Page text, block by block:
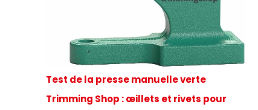
Test de la presse manuelle verte
Trimming Shop : œillets et rivets pour